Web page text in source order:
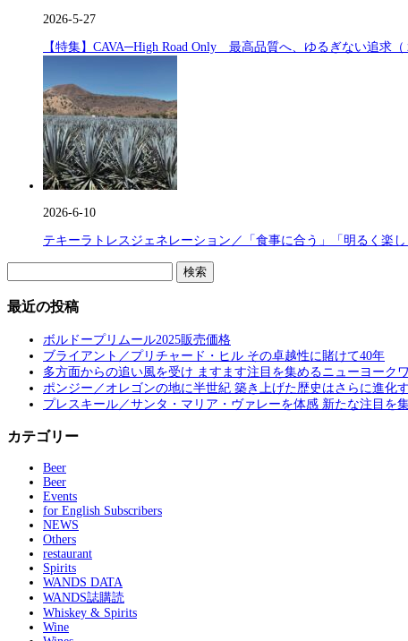
2026-5-27
【特集】CAVA─High Road Only 最高品質へ、ゆるぎない追求（
2026-6-10
テキーラトレスジェネレーション／「食事に合う」「明るく楽
索:
最近の投稿
ボルドープリムール2025販売価格
ブライアント／プリチャード・ヒル その卓越性に賭けて40年
多方面からの追い風を受け ますます注目を集めるニューヨーク
ポンジー／オレゴンの地に半世紀 築き上げた歴史はさらに進化
プレスキール／サンタ・マリア・ヴァレーを体感 新たな注目を
カテゴリー
Beer
Beer
Events
for English Subscribers
NEWS
Others
restaurant
Spirits
WANDS DATA
WANDS誌購読
Whiskey & Spirits
Wine